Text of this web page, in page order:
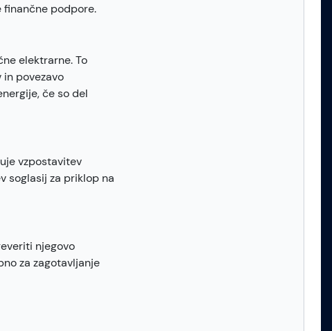
finančne podpore.
elektrarne. To
povezavo
če so del
vzpostavitev
soglasij za priklop na
njegovo
za zagotavljanje